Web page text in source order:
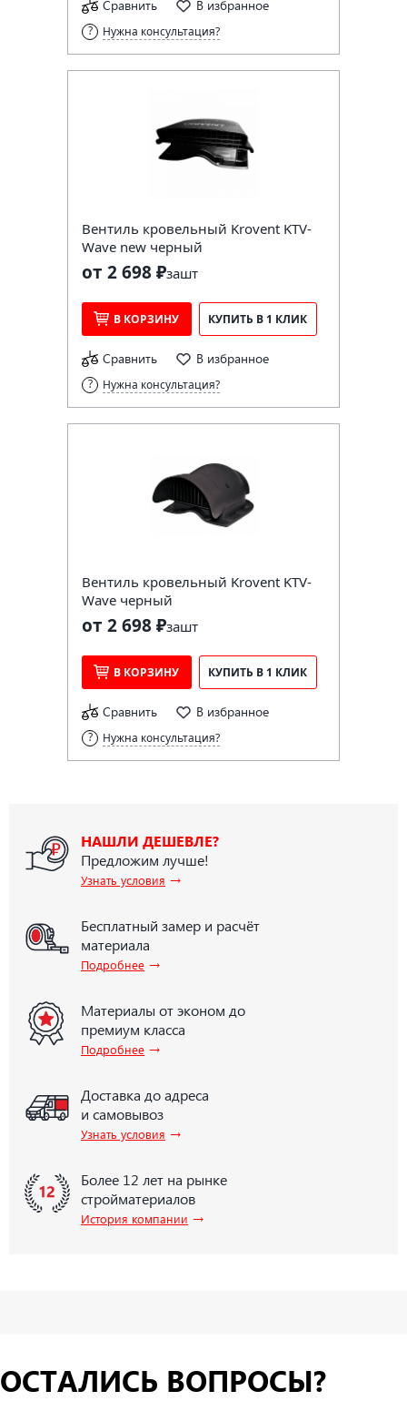
Сравнить В избранное
Нужна консультация?
Вентиль кровельный Krovent KTV-
Wave new черный
от 2 698 ₽зашт
В КОРЗИНУ КУПИТЬ В 1 КЛИК
Сравнить В избранное
Нужна консультация?
Вентиль кровельный Krovent KTV-
Wave черный
от 2 698 ₽зашт
В КОРЗИНУ КУПИТЬ В 1 КЛИК
Сравнить В избранное
Нужна консультация?
НАШЛИ ДЕШЕВЛЕ?
Предложим лучше!
Узнать условия →
Бесплатный замер и расчёт
материала
Подробнее →
Материалы от эконом до
премиум класса
Подробнее →
Доставка до адреса
и самовывоз
Узнать условия →
Более 12 лет на рынке
стройматериалов
История компании →
ОСТАЛИСЬ ВОПРОСЫ?